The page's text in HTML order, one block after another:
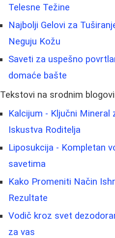
Telesne Težine
Najbolji Gelovi za
Neguju Kožu
Saveti za uspešno
domaće bašte
Tekstovi na srodnim
Kalcijum - Ključni Mineral
Iskustva Roditelja
Liposukcija - Kompletan
savetima
Kako Promeniti Način
Rezultate
Vodič kroz svet
za vas